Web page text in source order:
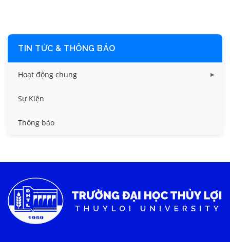
TIN TỨC & THÔNG BÁO
Hoạt động chung
Tin công tác sinh viên
Tin đào tạo
Tin tức chung
Sự Kiện
Thông báo